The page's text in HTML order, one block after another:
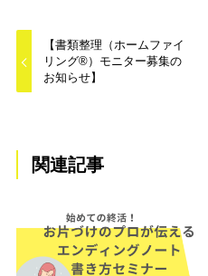
【書類整理（ホームファイ
リング®︎）モニター募集の
お知らせ】
関連記事